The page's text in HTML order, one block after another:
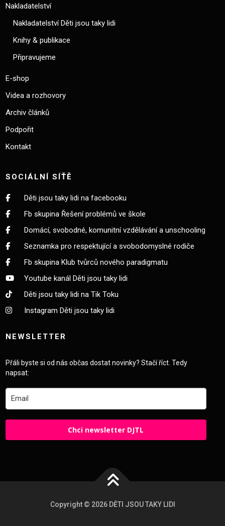
Nakladatelství
Nakladatelství Děti jsou taky lidi
Knihy & publikace
Připravujeme
E-shop
Videa a rozhovory
Archiv článků
Podpořit
Kontakt
SOCIÁLNÍ SÍŤĚ
Děti jsou taky lidi na facebooku
Fb skupina Řešení problémů ve škole
Domácí, svobodné, komunitní vzdělávání a unschooling
Seznamka pro respektující a svobodomyslné rodiče
Fb skupina Klub tvůrců nového paradigmatu
Youtube kanál Děti jsou taky lidi
Děti jsou taky lidi na Tik Toku
Instagram Děti jsou taky lidi
NEWSLETTER
Přáli byste si od nás občas dostat novinky? Stačí říct. Tedy
napsat:
Chci newsletter DJTL
Copyright © 2026 DĚTI JSOU TAKY LIDI